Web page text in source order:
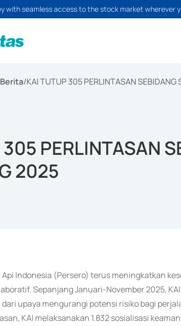
with seamless access to the stock market wherever
Berita/KAI TUTUP 305 PERLINTASAN SEBIDANG
PERLINTASAN
2025
Api Indonesia (Persero) terus meningkatkan
Sepanjang Januari-November 2025,
upaya mengurangi potensi risiko bagi
KAI melaksanakan 1.832 sosialisasi